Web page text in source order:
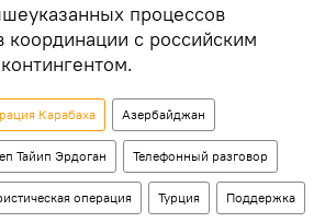
процессов
координации с российским
Карабаха Азербайджан
Тайип Эрдоган Телефонный разговор
операция Турция Поддержка